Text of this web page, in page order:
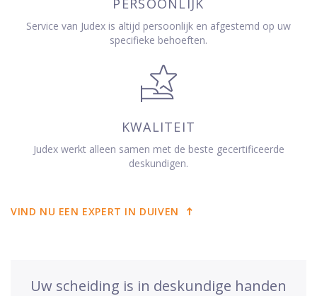
Service van Judex is altijd persoonlijk en afgestemd op uw
specifieke behoeften.
KWALITEIT
Judex werkt alleen samen met de beste gecertificeerde
deskundigen.
VIND NU EEN EXPERT IN DUIVEN
Uw scheiding is in deskundige handen